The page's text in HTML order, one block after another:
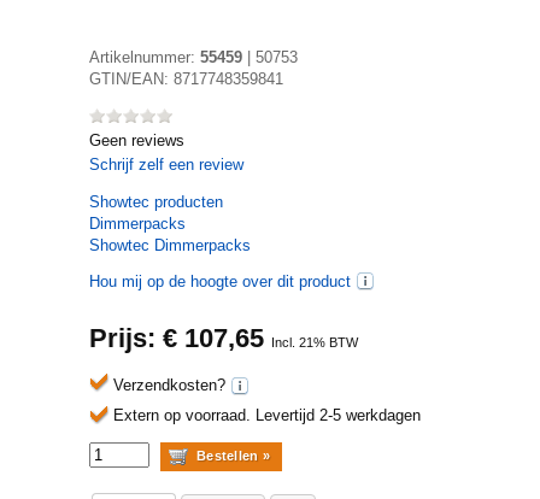
Artikelnummer: 55459
50753
GTIN/EAN: 8717748359841
Geen reviews
Schrijf zelf een review
Showtec producten
Dimmerpacks
Showtec Dimmerpacks
Hou mij op de hoogte over dit product
Prijs: € 107,65 Incl. 21% BTW
Verzendkosten?
Extern op voorraad. Levertijd 2-5 werkdagen